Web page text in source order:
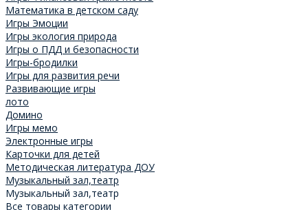
Математика в детском саду
Игры Эмоции
Игры экология природа
Игры о ПДД и безопасности
Игры-бродилки
Игры для развития речи
Развивающие игры
лото
Домино
Игры мемо
Электронные игры
Карточки для детей
Методическая литература ДОУ
Музыкальный зал,театр
Музыкальный зал,театр
Все товары категории